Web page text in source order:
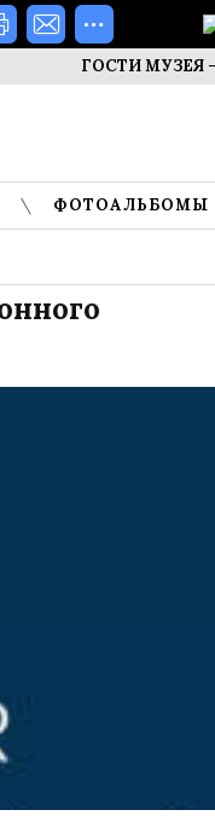
ГОСТИ МУЗЕЯ –
ФОТОАЛЬБОМЫ